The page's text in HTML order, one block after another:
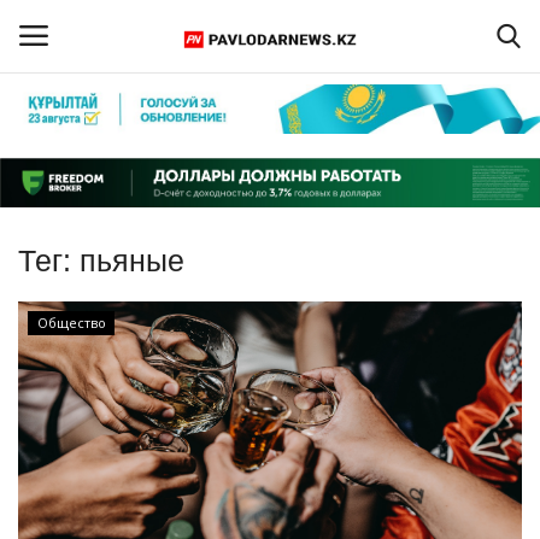
Регистрация
Главная
Обратная связь
ПАВЛОДАРСКАЯ ОБЛАСТЬ
КАЗАХСТАН
МИР
СПЕЦПРОЕКТЫ
Тег: пьяные
Общество